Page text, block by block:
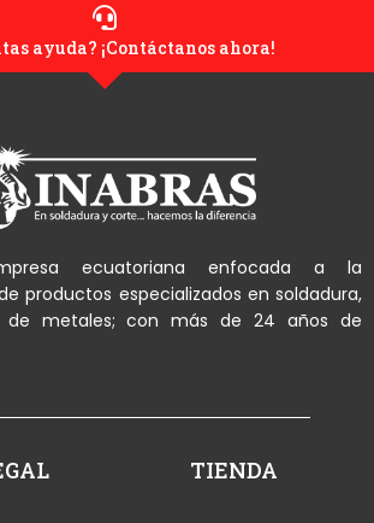
ayuda? ¡Contáctanos ahora!
TIENDA
ecuatoriana enfocada a la
productos especializados en soldadura,
de metales; con más de 24 años de